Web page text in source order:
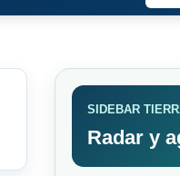
SIDEBAR
Radar y